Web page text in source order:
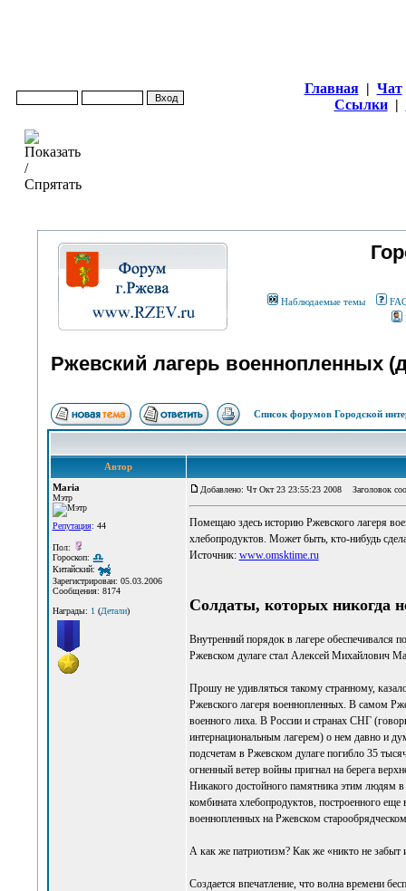
Главная | Чат
Ссылки |
Наблюдаемые темы
Ржевский лагерь военнопленных
Список форумов Городской
Автор
Maria
Мэтр
Репутация: 44
Пол:
Гороскоп:
Китайский:
Зарегистрирован: 05.03.2006
Сообщения: 8174
Награды: 1(Детали)
Добавлено: Чт Окт 23 23:55:23 2008 Заголовок
Помещаю здесь историю Ржевского лагеря
хлебопродуктов. Может быть, кто-нибудь
Источник: www.omsktime.ru
Солдаты, которых никогда
Внутренний порядок в лагере обеспечивался
Ржевском дулаге стал Алексей Михайлович
Прошу не удивляться такому странному,
Ржевского лагеря военнопленных. В самом
военного лиха. В России и странах СНГ
интернациональным лагерем) о нем давно и
подсчетам в Ржевском дулаге погибло 35
огненный ветер войны пригнал на берега
Никакого достойного памятника этим людям в
комбината хлебопродуктов, построенного
военнопленных на Ржевском
А как же патриотизм? Как же «никто не забыт
Создается впечатление, что волна времени